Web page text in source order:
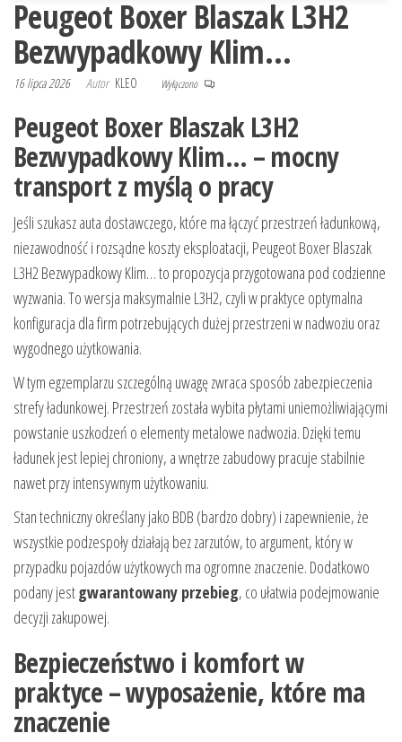
Peugeot Boxer Blaszak L3H2
Bezwypadkowy Klim…
16 lipca 2026 Autor KLEO Wyłączono
Peugeot Boxer Blaszak L3H2
Bezwypadkowy Klim… – mocny
transport z myślą o pracy
Jeśli szukasz auta dostawczego, które ma łączyć przestrzeń ładunkową,
niezawodność i rozsądne koszty eksploatacji, Peugeot Boxer Blaszak
L3H2 Bezwypadkowy Klim… to propozycja przygotowana pod codzienne
wyzwania. To wersja maksymalnie L3H2, czyli w praktyce optymalna
konfiguracja dla firm potrzebujących dużej przestrzeni w nadwoziu oraz
wygodnego użytkowania.
W tym egzemplarzu szczególną uwagę zwraca sposób zabezpieczenia
strefy ładunkowej. Przestrzeń została wybita płytami uniemożliwiającymi
powstanie uszkodzeń o elementy metalowe nadwozia. Dzięki temu
ładunek jest lepiej chroniony, a wnętrze zabudowy pracuje stabilnie
nawet przy intensywnym użytkowaniu.
Stan techniczny określany jako BDB (bardzo dobry) i zapewnienie, że
wszystkie podzespoły działają bez zarzutów, to argument, który w
przypadku pojazdów użytkowych ma ogromne znaczenie. Dodatkowo
podany jestgwarantowany przebieg, co ułatwia podejmowanie
decyzji zakupowej.
Bezpieczeństwo i komfort w
praktyce – wyposażenie, które ma
znaczenie